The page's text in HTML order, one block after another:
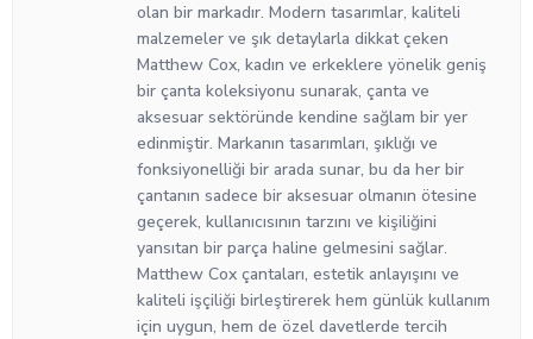
olan bir markadır. Modern tasarımlar, kaliteli
malzemeler ve şık detaylarla dikkat çeken
Matthew Cox, kadın ve erkeklere yönelik geniş
bir çanta koleksiyonu sunarak, çanta ve
aksesuar sektöründe kendine sağlam bir yer
edinmiştir. Markanın tasarımları, şıklığı ve
fonksiyonelliği bir arada sunar, bu da her bir
çantanın sadece bir aksesuar olmanın ötesine
geçerek, kullanıcısının tarzını ve kişiliğini
yansıtan bir parça haline gelmesini sağlar.
Matthew Cox çantaları, estetik anlayışını ve
kaliteli işçiliği birleştirerek hem günlük kullanım
için uygun, hem de özel davetlerde tercih